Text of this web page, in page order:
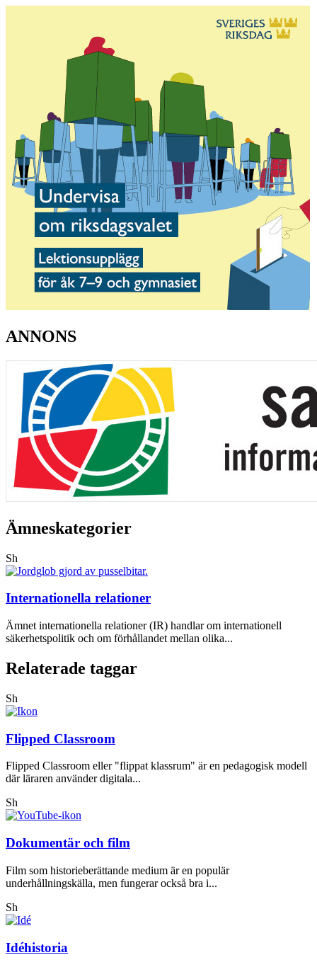
ANNONS
Ämneskategorier
Sh
Internationella relationer
Ämnet internationella relationer (IR) handlar om internationell
säkerhetspolitik och om förhållandet mellan olika...
Relaterade taggar
Sh
Flipped Classroom
Flipped Classroom eller "flippat klassrum" är en pedagogisk modell
där läraren använder digitala...
Sh
Dokumentär och film
Film som historieberättande medium är en populär
underhållningskälla, men fungerar också bra i...
Sh
Idéhistoria